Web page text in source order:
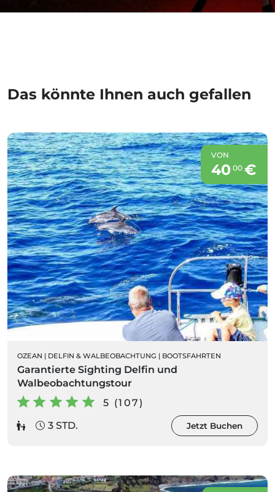
Das könnte Ihnen auch gefallen
VON
40 00€
OZEAN | DELFIN & WALBEOBACHTUNG | BOOTSFAHRTEN
Garantierte Sighting Delfin und
Walbeobachtungstour
5 (107)
3 STD.
Jetzt Buchen